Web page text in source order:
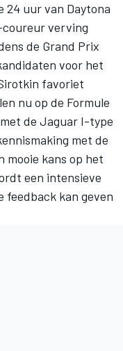
24 uur van Daytona
coureur verving
de Grand Prix
voor het
favoriet
nu op de Formule
de Jaguar I-type
met de
mooie kans op het
een intensieve
feedback kan geven